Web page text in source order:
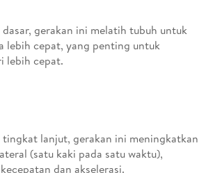
gerakan ini melatih tubuh untuk
lebih cepat, yang penting untuk
lebih cepat.
lanjut, gerakan ini meningkatkan
(satu kaki pada satu waktu),
dan akselerasi.